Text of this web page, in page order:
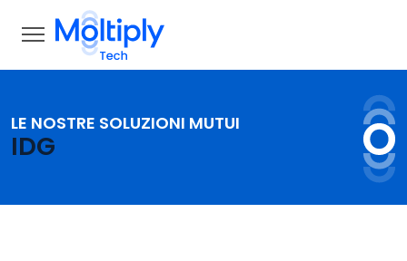
LE NOSTRE SOLUZIONI MUTUI
IDG